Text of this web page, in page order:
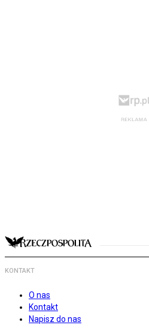
KONTAKT
O nas
Kontakt
Napisz do nas